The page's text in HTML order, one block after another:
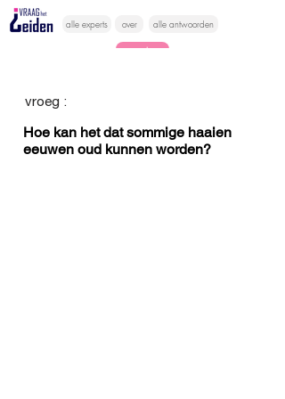
alle experts over alle antwoorden
vragen lessen
vroeg :
Hoe kan het dat sommige haaien
eeuwen oud kunnen worden?